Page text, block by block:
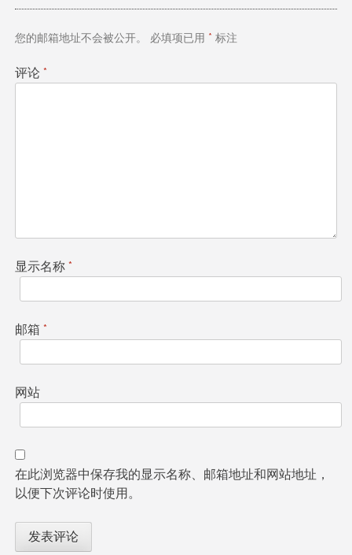
航
您的邮箱地址不会被公开。 必填项已用 * 标注
评论 *
显示名称 *
邮箱 *
网站
在此浏览器中保存我的显示名称、邮箱地址和网站地址，
以便下次评论时使用。